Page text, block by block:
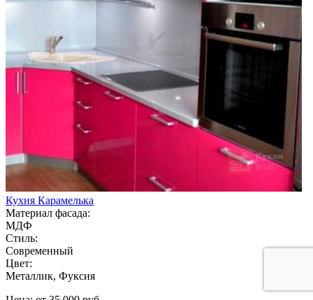
Кухня Карамелька
Материал фасада:
МДФ
Стиль:
Современный
Цвет:
Металлик, Фуксия